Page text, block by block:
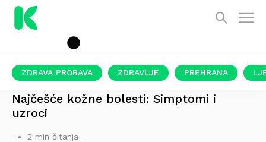
ZDRAVA PROBAVA ZDRAVLJE PREHRANA
Najčešće kožne bolesti: Simptomi i
uzroci
2 min čitanja